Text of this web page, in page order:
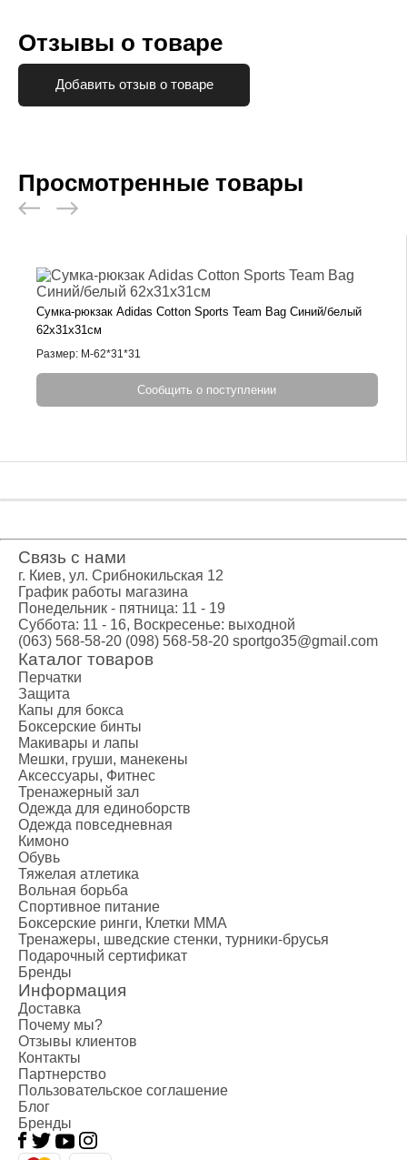
Отзывы о товаре
Добавить отзыв о товаре
Просмотренные товары
Сумка-рюкзак Adidas Cotton Sports Team Bag Синий/белый
62х31х31см
Размер: M-62*31*31
Сообщить о поступлении
Связь с нами
г. Киев, ул. Срибнокильская 12
График работы магазина
Понедельник - пятница: 11 - 19
Суббота: 11 - 16, Воскресенье: выходной
(063) 568-58-20 (098) 568-58-20 sportgo35@gmail.com
Каталог товаров
Перчатки
Защита
Капы для бокса
Боксерские бинты
Макивары и лапы
Мешки, груши, манекены
Аксессуары, Фитнес
Тренажерный зал
Одежда для единоборств
Одежда повседневная
Кимоно
Обувь
Тяжелая атлетика
Вольная борьба
Спортивное питание
Боксерские ринги, Клетки ММА
Тренажеры, шведские стенки, турники-брусья
Подарочный сертификат
Бренды
Информация
Доставка
Почему мы?
Отзывы клиентов
Контакты
Партнерство
Пользовательское соглашение
Блог
Бренды